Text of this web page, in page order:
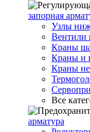
запорная
Узлы
Вентили
Краны
Краны и
Краны
Все
арматура